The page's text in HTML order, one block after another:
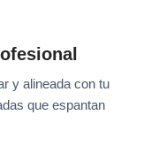
y alineada con tu
que espantan